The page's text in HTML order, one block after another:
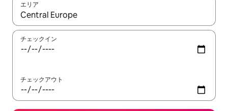
エリア
検索結果が表示されたら、上下の矢印キーを使って移動するか
チェックイン
チェックアウト